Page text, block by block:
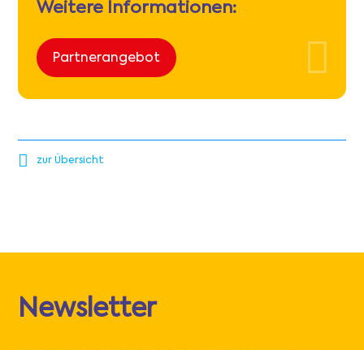
Weitere Informationen:
Partnerangebot
zur Übersicht
Newsletter